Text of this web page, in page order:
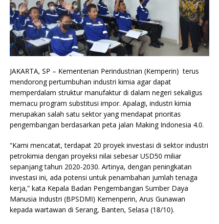
JAKARTA, SP – Kementerian Perindustrian (Kemperin) terus
mendorong pertumbuhan industri kimia agar dapat
memperdalam struktur manufaktur di dalam negeri sekaligus
memacu program substitusi impor. Apalagi, industri kimia
merupakan salah satu sektor yang mendapat prioritas
pengembangan berdasarkan peta jalan Making Indonesia 4.0.
“Kami mencatat, terdapat 20 proyek investasi di sektor industri
petrokimia dengan proyeksi nilai sebesar USD50 miliar
sepanjang tahun 2020-2030. Artinya, dengan peningkatan
investasi ini, ada potensi untuk penambahan jumlah tenaga
kerja,” kata Kepala Badan Pengembangan Sumber Daya
Manusia Industri (BPSDMI) Kemenperin, Arus Gunawan
kepada wartawan di Serang, Banten, Selasa (18/10).